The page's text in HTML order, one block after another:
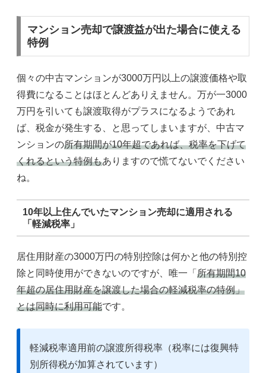
マンション売却で譲渡益が出た場合に使える
特例
個々の中古マンションが3000万円以上の譲渡価格や取
得費になることはほとんどありえません。万が一3000
万円を引いても譲渡取得がプラスになるようであれ
ば、税金が発生する、と思ってしまいますが、中古マ
ンションの所有期間が10年超であれば、税率を下げて
くれるという特例もありますので慌てないでください
ね。
10年以上住んでいたマンション売却に適用される
「軽減税率」
居住用財産の3000万円の特別控除は何かと他の特別控
除と同時使用ができないのですが、唯一「 所有期間10
年超の居住用財産を譲渡した場合の軽減税率の特例」
とは同時に利用可能です。
軽減税率適用前の譲渡所得税率（税率には復興特
別所得税が加算されています）